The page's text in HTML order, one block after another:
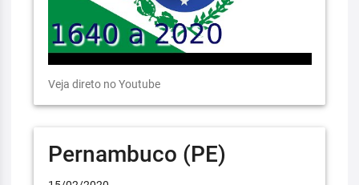
Veja direto no Youtube
Pernambuco (PE)